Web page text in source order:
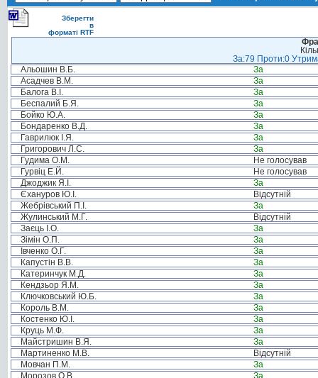
Зберегти
в
форматі RTF
За:79 Проти:0
Альошин В.Б.
За
Асадчев В.М.
За
Балога В.І.
За
Беспалий Б.Я.
За
Бойко Ю.А.
За
Бондаренко В.Д.
За
Гаврилюк І.Я.
За
Григорович Л.С.
За
Гудима О.М.
Не голосував
Гурвіц Е.Й.
Не голосував
Джоджик Я.І.
За
Єхануров Ю.І.
Відсутній
Жебрівський П.І.
За
Жулинський М.Г.
Відсутній
Заєць І.О.
За
Зімін О.П.
За
Івченко О.Г.
За
Капустін В.В.
За
Катеринчук М.Д.
За
Кендзьор Я.М.
За
Ключковський Ю.Б.
За
Король В.М.
За
Костенко Ю.І.
За
Круць М.Ф.
За
Майстришин В.Я.
За
Мартиненко М.В.
Відсутній
Мовчан П.М.
За
Морозов О.В.
За